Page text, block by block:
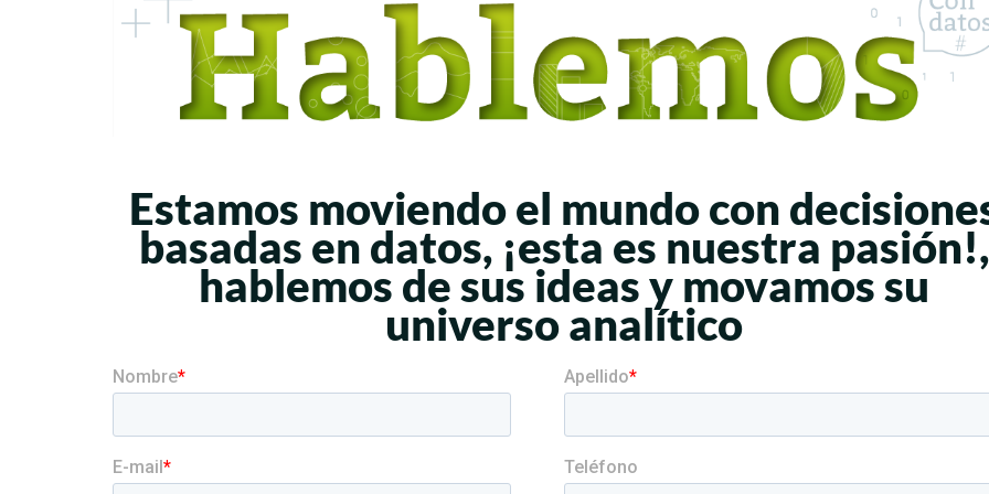
Estamos moviendo el mundo con
basadas en datos, ¡esta es nuestra pasión!,
hablemos de sus ideas y movamos su
universo analítico